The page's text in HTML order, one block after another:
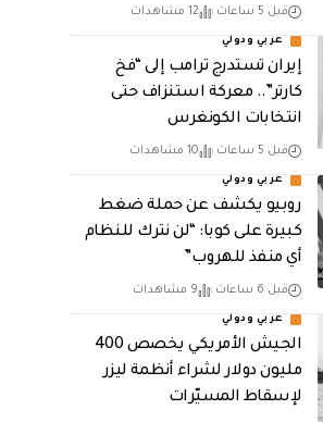
قبل 5 ساعات 12 مشاهدات
عربي ودولي
إيران تستدرج ترامب إلى “فخ
كارتر”.. معركة استنزاف حتى
انتخابات الكونغرس
قبل 5 ساعات 10 مشاهدات
عربي ودولي
روبيو يكشف عن حملة ضغط
كبيرة على كوبا: “لن نترك للنظام
أي منفذ للهروب”
قبل 6 ساعات 9 مشاهدات
عربي ودولي
الجيش الأمريكي يخصص 400
مليون دولار لشراء أنظمة ليزر
لإسقاط المسيّرات